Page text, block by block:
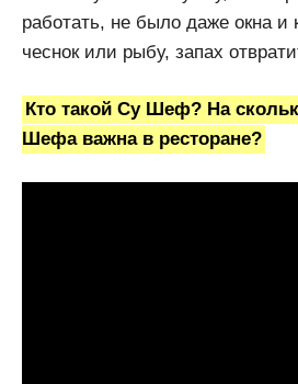
работать, не было даже окна и
чеснок или рыбу, запах
Кто такой Су Шеф? На
Шефа важна в ресторане?